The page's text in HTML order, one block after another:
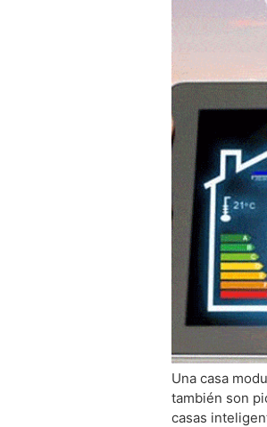
Una casa
también son
casas